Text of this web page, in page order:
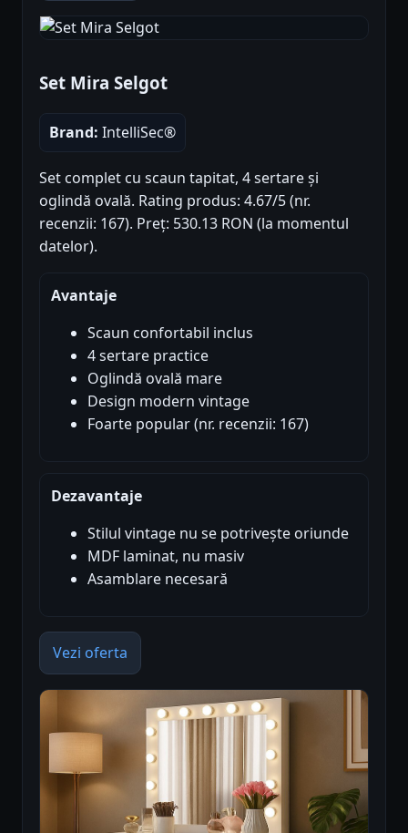
Set Mira Selgot
Brand: IntelliSec®
Set complet cu scaun tapitat, 4 sertare și
oglindă ovală. Rating produs: 4.67/5 (nr.
recenzii: 167). Preț: 530.13 RON (la momentul
datelor).
Avantaje
Scaun confortabil inclus
4 sertare practice
Oglindă ovală mare
Design modern vintage
Foarte popular (nr. recenzii: 167)
Dezavantaje
Stilul vintage nu se potrivește oriunde
MDF laminat, nu masiv
Asamblare necesară
Vezi oferta